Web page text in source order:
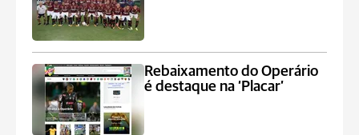
Rebaixamento do Operário
é destaque na ‘Placar’